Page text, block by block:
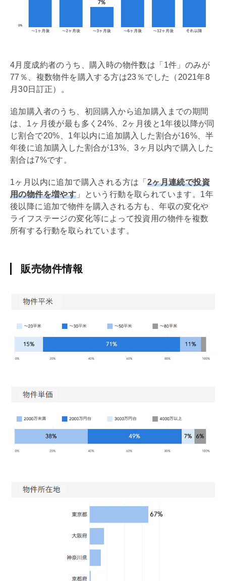
4月度成約者のうち、購入時の物件数は「1件」のみが
77％、複数物件を購入する方は23％でした（2021年8
月30日訂正）。
追加購入者のうち、初回購入から追加購入までの期間
は、1ヶ月後が最も多く24%、2ヶ月後と1年後以降が同
じ割合で20%、1年以内に追加購入した割合が16%、半
年後に追加購入した割合が13%、3ヶ月以内で購入した
割合は7%です。
1ヶ月以内に追加で購入される方は「 2ヶ月連続で投資
用の物件を増やす 」という行動を取られています。1年
後以降に追加で物件を購入される方も、年収の変化や
ライフステージの変化等によって投資用の物件を複数
所有する行動を取られています。
販売物件情報